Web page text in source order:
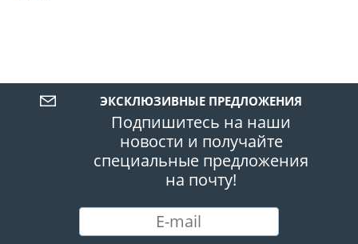
ЭКСКЛЮЗИВНЫЕ ПРЕДЛОЖЕНИЯ
Подпишитесь на наши
новости и получайте
специальные предложения
на почту!